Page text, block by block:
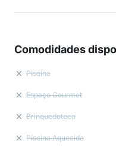
Comodidades
Piscina
Espaço Gourmet
Brinquedoteca
Piscina Aquecida